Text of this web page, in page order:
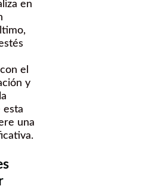
en
el
y
esta
una